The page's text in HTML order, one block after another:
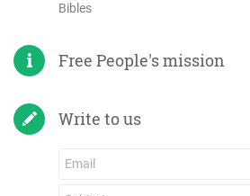
Bibles
Free People's mission
Write to us